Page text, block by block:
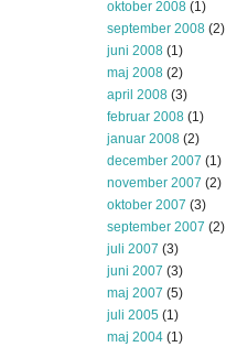
oktober 2008 (1)
september 2008 (2)
juni 2008 (1)
maj 2008 (2)
april 2008 (3)
februar 2008 (1)
januar 2008 (2)
december 2007 (1)
november 2007 (2)
oktober 2007 (3)
september 2007 (2)
juli 2007 (3)
juni 2007 (3)
maj 2007 (5)
juli 2005 (1)
maj 2004 (1)